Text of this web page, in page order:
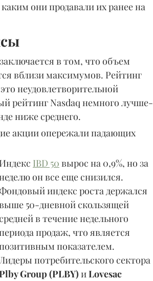
они продавали их ранее на
в том, что объем
вблизи максимумов. Рейтинг
неудовлетворительной
рейтинг Nasdaq немного лучше-
ниже среднего.
акции опережали падающих
Индекс IBD 50 вырос на 0,9%, но за
он все еще снизился.
индекс роста держался
50-дневной скользящей
в течение недельного
продаж, что является
показателем.
потребительского сектора
Group (PLBY) и Lovesac